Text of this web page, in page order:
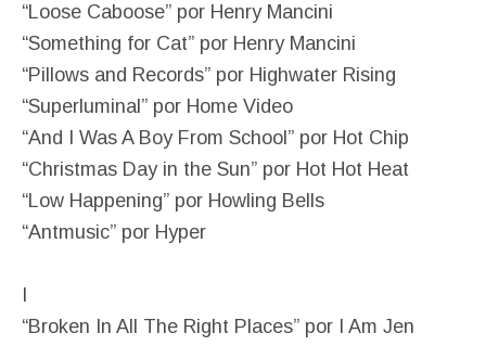
“Loose Caboose” por Henry Mancini
“Something for Cat” por Henry Mancini
“Pillows and Records” por Highwater Rising
“Superluminal” por Home Video
“And I Was A Boy From School” por Hot Chip
“Christmas Day in the Sun” por Hot Hot Heat
“Low Happening” por Howling Bells
“Antmusic” por Hyper
“Broken In All The Right Places” por I Am Jen